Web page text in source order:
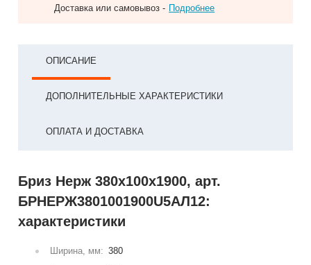
Доставка или самовывоз - Подробнее
ОПИСАНИЕ
ДОПОЛНИТЕЛЬНЫЕ ХАРАКТЕРИСТИКИ
ОПЛАТА И ДОСТАВКА
Бриз Нерж 380х100х1900, арт.
БРНЕРЖ3801001900U5АЛ12:
характеристики
Ширина, мм: 380